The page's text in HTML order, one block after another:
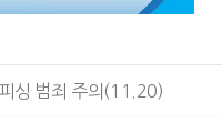
싱 범죄 주의(11.20)